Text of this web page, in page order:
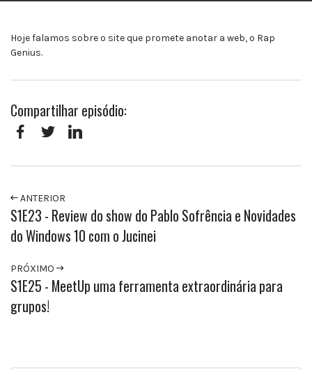
Hoje falamos sobre o site que promete anotar a web, o Rap
Genius.
Compartilhar episódio:
Facebook
ANTERIOR
S1E23 - Review do show do Pablo Sofrência e Novidades
do Windows 10 com o Jucinei
PRÓXIMO
S1E25 - MeetUp uma ferramenta extraordinária para
grupos!